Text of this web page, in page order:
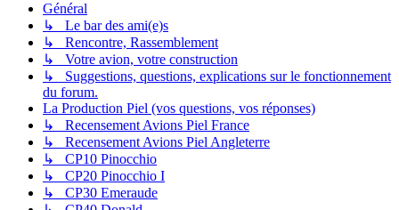
Général
↳ Le bar des ami(e)s
↳ Rencontre, Rassemblement
↳ Votre avion, votre construction
↳ Suggestions, questions, explications sur le fonctionnement
du forum.
La Production Piel (vos questions, vos réponses)
↳ Recensement Avions Piel France
↳ Recensement Avions Piel Angleterre
↳ CP10 Pinocchio
↳ CP20 Pinocchio I
↳ CP30 Emeraude